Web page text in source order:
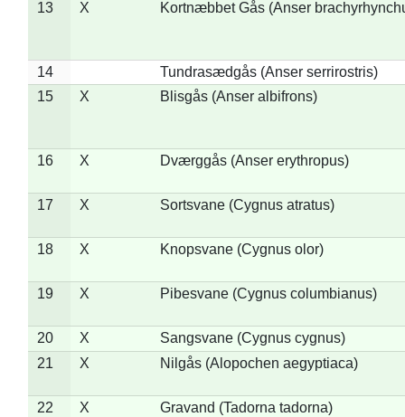
13
X Kortnæbbet Gås (Anser
14
Tundrasædgås (Anser serrirostris)
15
X Blisgås (Anser albifrons)
16 X Dværggås (Anser erythropus)
17 X Sortsvane (Cygnus atratus)
18 X Knopsvane (Cygnus olor)
19 X Pibesvane (Cygnus columbianus)
20 X
Sangsvane (Cygnus cygnus)
21
X Nilgås (Alopochen aegyptiaca)
22 X
Gravand (Tadorna tadorna)